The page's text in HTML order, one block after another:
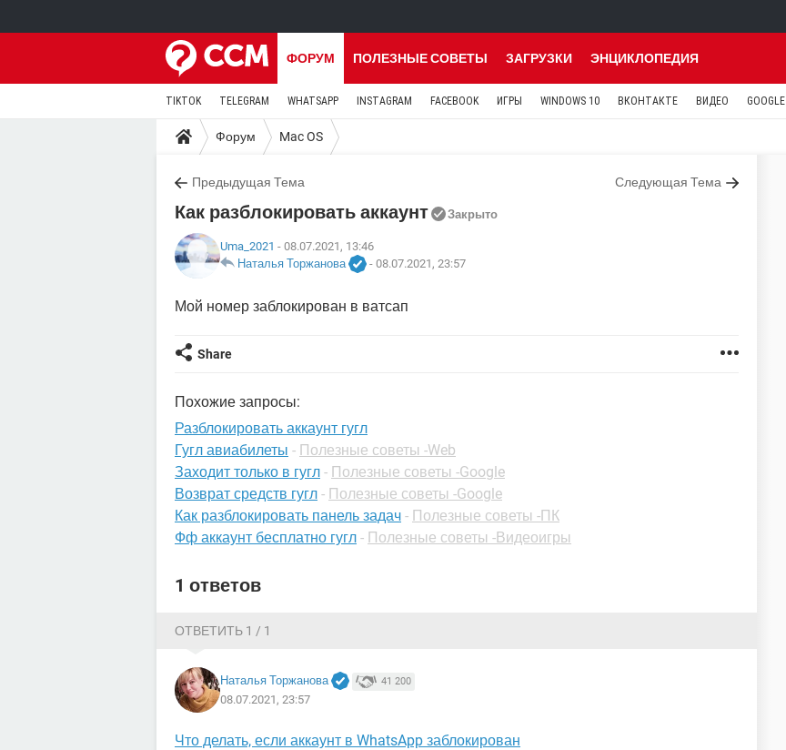
ФОРУМ ПОЛЕЗНЫЕ СОВЕТЫ ЗАГРУЗКИ ЭНЦИКЛОПЕДИЯ
TIKTOK TELEGRAM WHATSAPP INSTAGRAM FACEBOOK ИГРЫ WINDOWS 10 ВКОНТАКТЕ ВИДЕО GOOGLE
Форум Mac OS
Предыдущая Тема Следующая Тема
Как разблокировать аккаунт Закрыто
Uma_2021 - 08.07.2021, 13:46
Наталья Торжанова
- 08.07.2021, 23:57
Мой номер заблокирован в ватсап
Share
Похожие запросы:
Разблокировать аккаунт гугл
Гугл авиабилеты - Полезные советы -Web
Заходит только в гугл - Полезные советы -Google
Возврат средств гугл - Полезные советы -Google
Как разблокировать панель задач - Полезные советы -ПК
Фф аккаунт бесплатно гугл - Полезные советы -Видеоигры
1 ответов
ОТВЕТИТЬ 1 / 1
Наталья Торжанова 41 200
08.07.2021, 23:57
Что делать, если аккаунт в WhatsApp заблокирован